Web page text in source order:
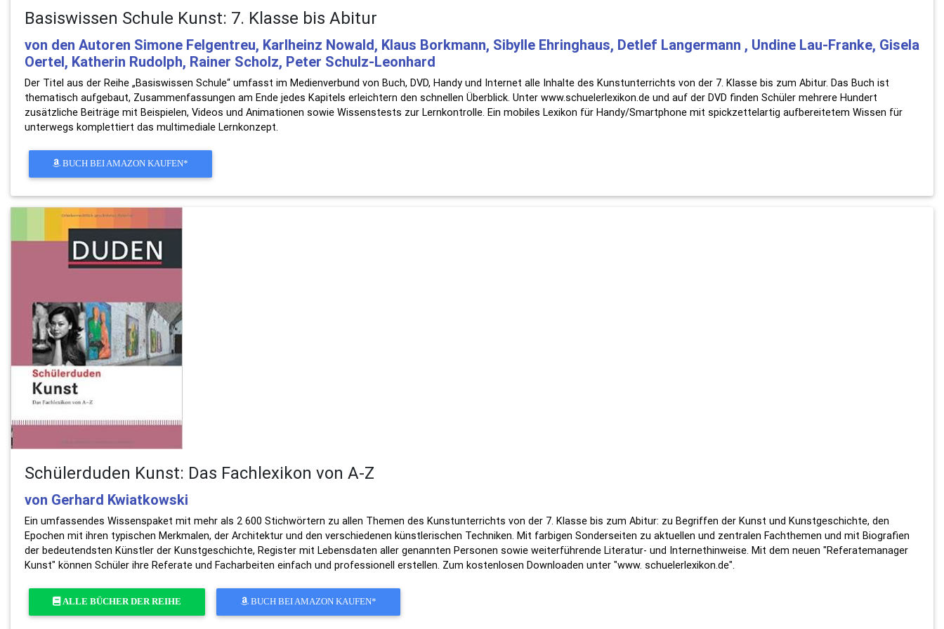
Basiswissen Schule Kunst: 7. Klasse bis Abitur
von den Autoren Simone Felgentreu, Karlheinz Nowald, Klaus Borkmann, Sibylle Ehringhaus, Detlef Langermann , Undine Lau-Franke, Gisela
Oertel, Katherin Rudolph, Rainer Scholz, Peter Schulz-Leonhard
Der Titel aus der Reihe „Basiswissen Schule“ umfasst im Medienverbund von Buch, DVD, Handy und Internet alle Inhalte des Kunstunterrichts von der 7. Klasse bis zum Abitur. Das Buch ist
thematisch aufgebaut, Zusammenfassungen am Ende jedes Kapitels erleichtern den schnellen Überblick. Unter www.schuelerlexikon.de und auf der DVD finden Schüler mehrere Hundert
zusätzliche Beiträge mit Beispielen, Videos und Animationen sowie Wissenstests zur Lernkontrolle. Ein mobiles Lexikon für Handy/Smartphone mit spickzettelartig aufbereitetem Wissen für
unterwegs komplettiert das multimediale Lernkonzept.
BUCH BEI AMAZON KAUFEN*
Schülerduden Kunst: Das Fachlexikon von A-Z
von Gerhard Kwiatkowski
Ein umfassendes Wissenspaket mit mehr als 2 600 Stichwörtern zu allen Themen des Kunstunterrichts von der 7. Klasse bis zum Abitur: zu Begriffen der Kunst und Kunstgeschichte, den
Epochen mit ihren typischen Merkmalen, der Architektur und den verschiedenen künstlerischen Techniken. Mit farbigen Sonderseiten zu aktuellen und zentralen Fachthemen und mit Biografien
der bedeutendsten Künstler der Kunstgeschichte, Register mit Lebensdaten aller genannten Personen sowie weiterführende Literatur- und Internethinweise. Mit dem neuen "Referatemanager
Kunst" können Schüler ihre Referate und Facharbeiten einfach und professionell erstellen. Zum kostenlosen Downloaden unter "www. schuelerlexikon.de".
ALLE BÜCHER DER REIHE BUCH BEI AMAZON KAUFEN*